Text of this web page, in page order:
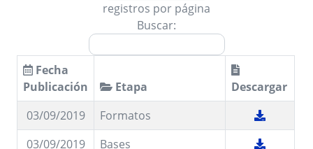
registros por página
Buscar:
Fecha
Publicación
Etapa
Descargar
03/09/2019
Formatos
03/09/2019
Bases